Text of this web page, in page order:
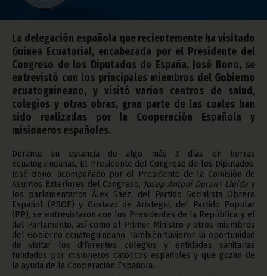
Noticias
La delegación española que recientemente ha visitado
Guinea Ecuatorial, encabezada por el Presidente del
Congreso de los Diputados de España, José Bono, se
entrevistó con los principales miembros del Gobierno
ecuatoguineano, y visitó varios centros de salud,
colegios y otras obras, gran parte de las cuales han
sido realizadas por la Cooperación Española y
misioneros españoles.
Durante su estancia de algo más 3 días en tierras
ecuatoguineanas, El Presidente del Congreso de los Diputados,
José Bono, acompañado por el Presidente de la Comisión de
Asuntos Exteriores del Congreso, Josep Antoni Duran i Lleida y
los parlamentarios Álex Sáez, del Partido Socialista Obrero
Español (PSOE) y Gustavo de Aristegui, del Partido Popular
(PP), se entrevistaron con los Presidentes de la República y el
del Parlamento, así como el Primer Ministro y otros miembros
del Gobierno ecuatoguineano. También tuvieron la oportunidad
de visitar los diferentes colegios y entidades sanitarias
fundados por misioneros católicos españoles y que gozan de
la ayuda de la Cooperación Española.